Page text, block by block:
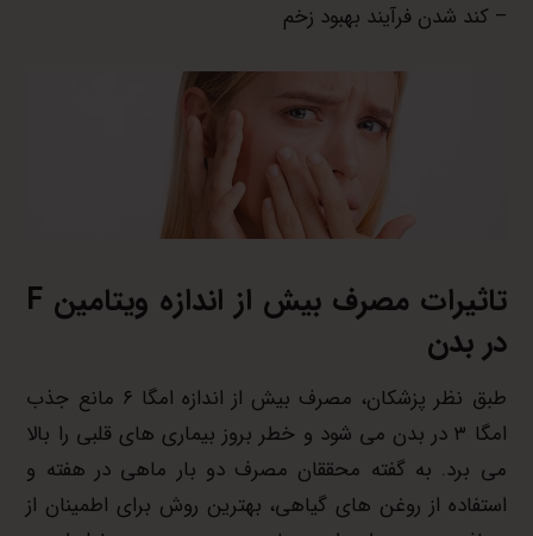
– کند شدن فرآیند بهبود زخم
تاثیرات مصرف بیش از اندازه ویتامین F
در بدن
طبق نظر پزشکان، مصرف بیش از اندازه امگا ۶ مانع جذب
امگا ۳ در بدن می شود و خطر بروز بیماری های قلبی را بالا
می برد. به گفته محققان مصرف دو بار ماهی در هفته و
استفاده از روغن های گیاهی، بهترین روش برای اطمینان از